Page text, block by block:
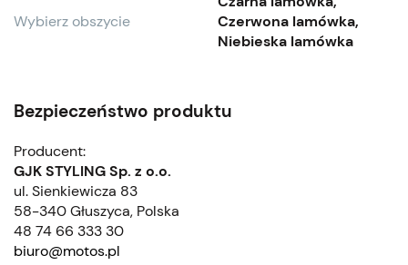
Wybierz obszycie
Czerwona lamówka,
Niebieska lamówka
Bezpieczeństwo produktu
Producent:
GJK STYLING Sp. z o.o.
ul. Sienkiewicza 83
58-340 Głuszyca, Polska
48 74 66 333 30
biuro@motos.pl